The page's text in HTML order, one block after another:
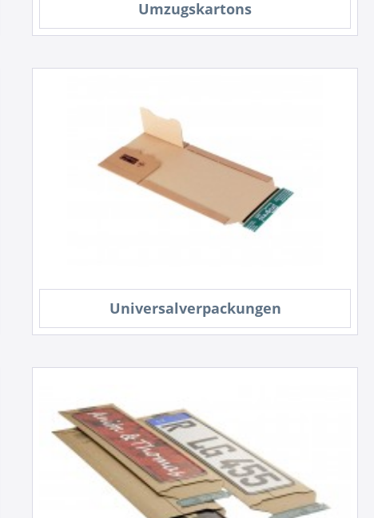
Umzugskartons
Universalverpackungen